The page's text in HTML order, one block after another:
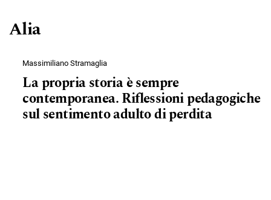
Alia
Massimiliano Stramaglia
La propria storia è sempre
contemporanea. Riflessioni pedagogiche
sul sentimento adulto di perdita